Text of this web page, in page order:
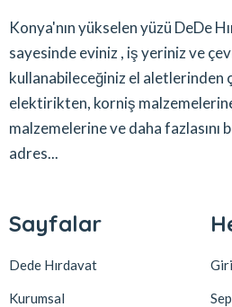
Konya'nın yükselen yüzü DeDe
sayesinde eviniz , iş yeriniz ve
kullanabileceğiniz el aletlerinden
elektirikten, korniş
malzemelerine ve daha fazlasını
adres...
Sayfalar
Dede Hırdavat
Kurumsal